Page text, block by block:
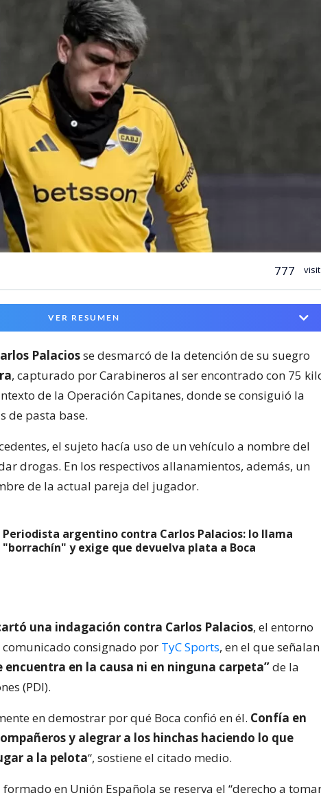
777
VER RESUMEN
Palaciosse desmarcó de la detención de su suegro
, capturado por Carabineros al ser encontrado con 75
de la Operación Capitanes, donde se consiguió la
de pasta base.
el sujeto hacía uso de un vehículo a nombre del
drogas. En los respectivos allanamientos, además, un
de la actual pareja del jugador.
Periodista argentino contra Carlos Palacios: lo llama
"borrachín" y exige que devuelva plata a Boca
una indagación contra Carlos Palacios, el entorno
consignado por TyC Sports, en el que señalan
encuentra en la causa ni en ninguna carpeta”de la
(PDI).
en demostrar por qué Boca confió en él. Confía en
y alegrar a los hinchas haciendo lo que
a la pelota“, sostiene el citado medio.
en Unión Española se reserva el “derecho a